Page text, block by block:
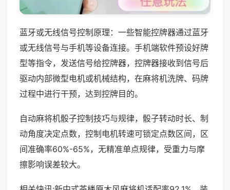
蓝牙或无线信号控制原理：一些智能控牌器通过蓝牙
或无线信号与手机等设备连接。手机端软件预设好牌
型等指令，发送信号给控牌器，控牌器接收到信号后
驱动内部微型电机或机械结构，在麻将机洗牌、码牌
过程中进行干预，达到控牌目的。
自动麻将机骰子控制技巧与规律，骰子转动时长、制
动角度决定点数，控制电机转速可锁定点数区间，区
间准确率60%-65%，无精准单点规律，受重力与摩
擦影响误差较大。